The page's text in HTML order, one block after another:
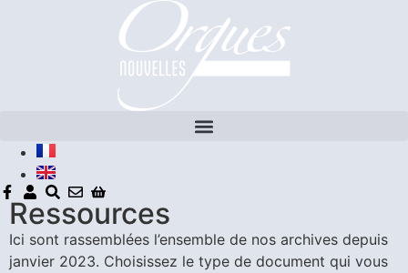
Ressources
Ici sont rassemblées l’ensemble de nos archives depuis
janvier 2023. Choisissez le type de document qui vous